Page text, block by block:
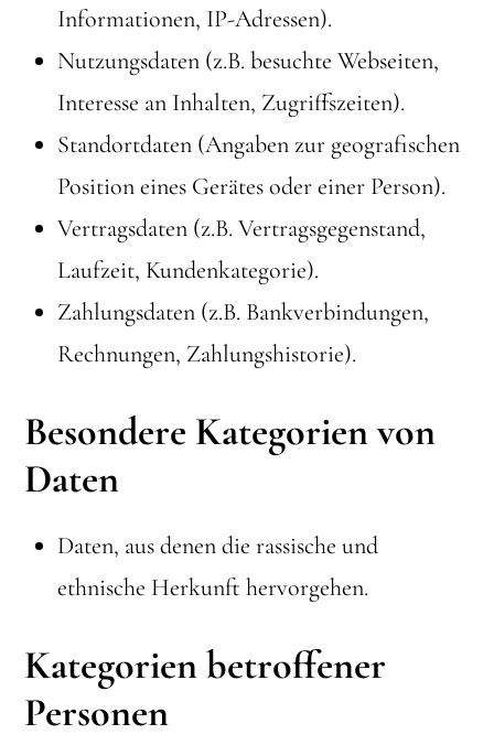
Informationen, IP-Adressen).
Nutzungsdaten (z.B. besuchte Webseiten,
Interesse an Inhalten, Zugriffszeiten).
Standortdaten (Angaben zur geografischen
Position eines Gerätes oder einer Person).
Vertragsdaten (z.B. Vertragsgegenstand,
Laufzeit, Kundenkategorie).
Zahlungsdaten (z.B. Bankverbindungen,
Rechnungen, Zahlungshistorie).
Besondere Kategorien von
Daten
Daten, aus denen die rassische und
ethnische Herkunft hervorgehen.
Kategorien betroffener
Personen